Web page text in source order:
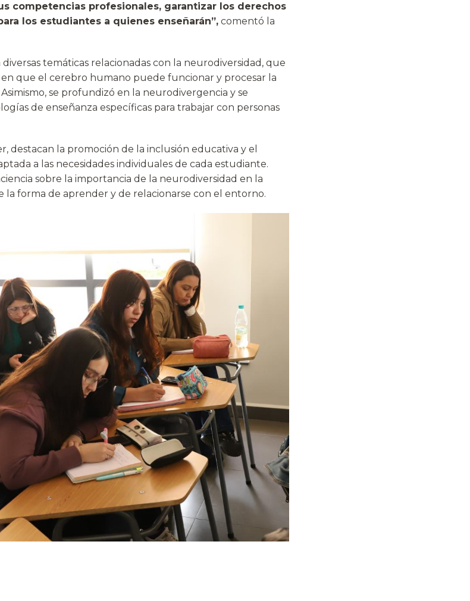
competencias profesionales, garantizar los derechos
los estudiantes a quienes enseñarán”, comentó la
temáticas relacionadas con la neurodiversidad, que
que el cerebro humano puede funcionar y procesar la
se profundizó en la neurodivergencia y se
de enseñanza específicas para trabajar con personas
destacan la promoción de la inclusión educativa y el
a las necesidades individuales de cada estudiante.
sobre la importancia de la neurodiversidad en la
la forma de aprender y de relacionarse con el entorno.